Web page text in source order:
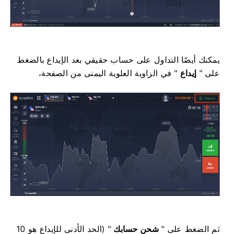
يمكنك أيضًا التداول على حساب حقيقي بعد الإيداع بالضغط
على " إيداع " في الزاوية العلوية اليمنى من الصفحة،
ثم الضغط على "شحن حسابك " (الحد الأدنى للإيداع هو 10